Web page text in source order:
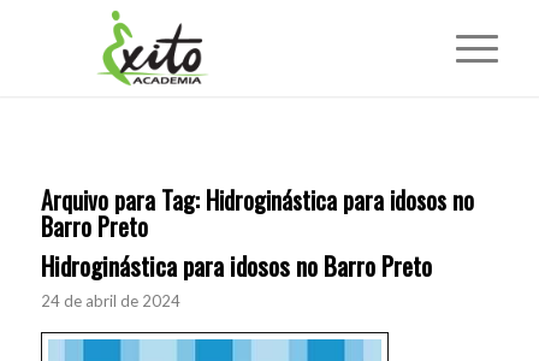
Arquivo para Tag: Hidroginástica para idosos no
Barro Preto
Hidroginástica para idosos no Barro Preto
24 de abril de 2024